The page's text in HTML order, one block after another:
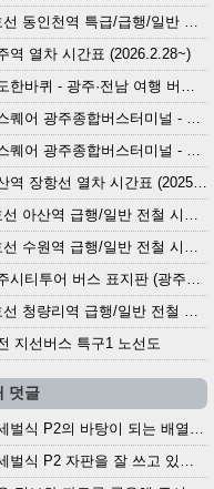
1호선 동인천역 특급/급행/일반 전철 시간표 (2026.2.28~)
역 열차 시간표 (2026.2.28~)
남도한바퀴 - 광주·전남 여행 버스 노선 (2026.3.1~5.31)
유스퀘어 광주종합버스터미널 - 곡성,순천／화순,보성,율포 방면 시외버스 시간표 (2026.1.31)
유스퀘어 광주종합버스터미널 - 담양, 순창, 남원, 무주, 장수, 거창, 대구 방면 시외버스 시간표 (2026...
아산역 장항선 열차 시간표 (2025.12.30 기준) (무궁화호, ITX-마음, 새마을호, 서해금빛열차)
1호선 아산역 급행/일반 전철 시간표 (2025.12.30~)
1호선 수원역 급행/일반 전철 시간표 (2025.12.30~)
광주시티투어 버스 표지판 (광주역 정류장) (2024?)
1호선 청량리역 급행/일반 전철 시간표 · 노선도 (2025.12.30~)
지선버스 특구1 노선도
덧글
신세벌식 P2의 바탕이 되는 배열이나 주요 기능...
신세벌식 P2 자판을 잘 쓰고 있습니다. 쓰기 편리...